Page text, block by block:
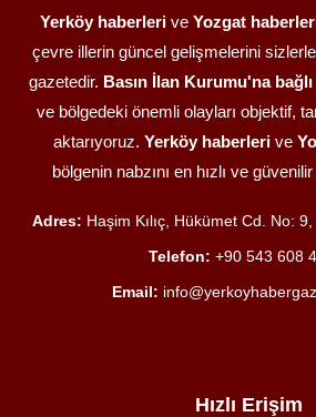
Yerköy haberlerive Yozgat
çevre illerin güncel gelişmelerini
gazetedir. Basın İlan Kurumu'na bağlı
ve bölgedeki önemli olayları objektif,
aktarıyoruz. Yerköy haberleri ve
bölgenin nabzını en hızlı ve
Adres: Haşim Kılıç, Hükümet Cd. No:
Telefon: +90 543 608
Email:
Hızlı Erişim